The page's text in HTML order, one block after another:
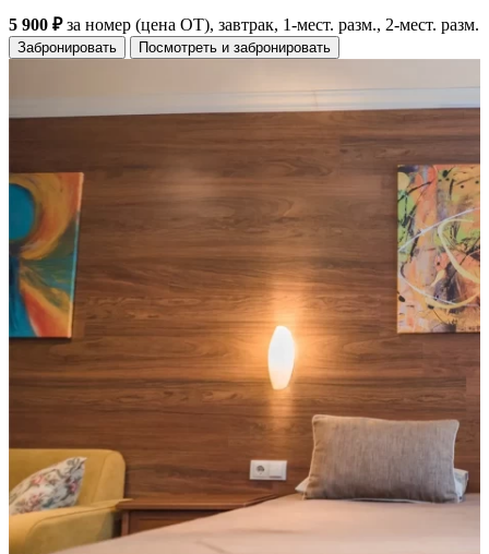
5 900 ₽за номер (цена ОТ), завтрак, 1-мест. разм., 2-мест. разм.
Забронировать Посмотреть и забронировать